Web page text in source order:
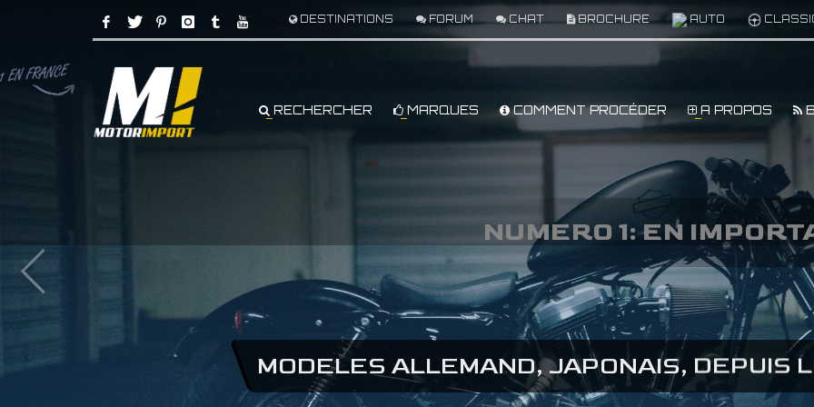
DESTINATIONS FORUM CHAT BROCHURE AUTO
RECHERCHER MARQUES COMMENT PROCÉDER A PROPOS
LIVRAISON FRANCE ENTIERE ET EUROPE
LIVRAISON EFFICACE DEPUIS LES